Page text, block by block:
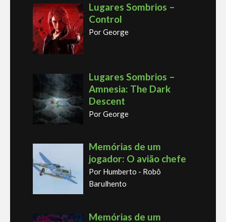
Lugares Sombrios –
Control
Por George
Lugares Sombrios –
Amnesia: The Dark
Descent
Por George
Memórias de um
jogador: O avião chefe
Por Humberto - Robô
Barulhento
Memórias de um